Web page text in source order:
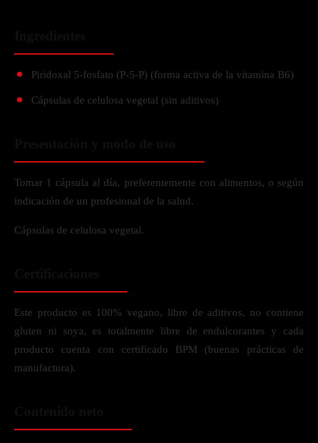
Piridoxal 5-fosfato (P-5-P) (forma activa de la vitamina B6)
Cápsulas de celulosa vegetal (sin aditivos)
Tomar 1 cápsula al día, preferentemente con alimentos, o según
indicación de un profesional de la salud.
Cápsulas de celulosa vegetal.
Este producto es 100% vegano, libre de aditivos, no contiene
gluten ni soya, es totalmente libre de endulcorantes y cada
producto cuenta con certificado BPM (buenas prácticas de
manufactura).